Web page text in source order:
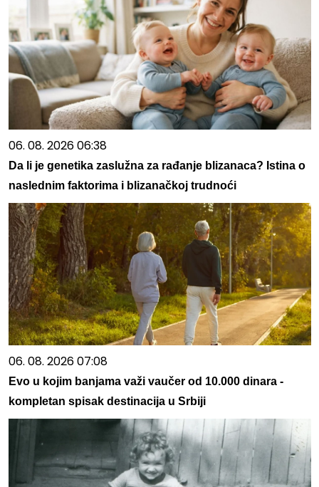
06. 08. 2026 06:38
Da li je genetika zaslužna za rađanje blizanaca? Istina o
naslednim faktorima i blizanačkoj trudnoći
06. 08. 2026 07:08
Evo u kojim banjama važi vaučer od 10.000 dinara -
kompletan spisak destinacija u Srbiji